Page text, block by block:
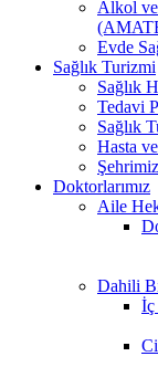
Alkol ve
Evde
Sağlık Turizmi
Sağlık
Tedavi
Sağlık
Hasta
Şehrimiz
Doktorlarımız
Aile
Dahili
İç